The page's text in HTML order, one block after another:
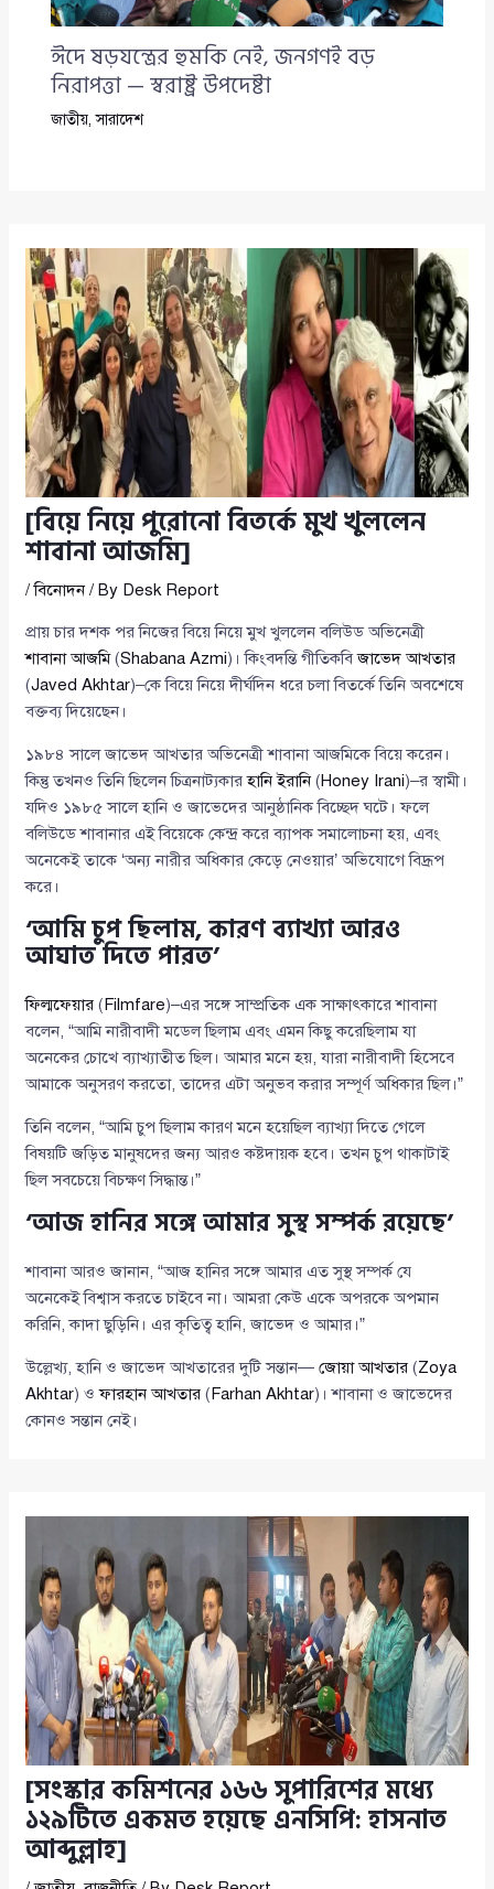
ঈদে ষড়যন্ত্রের হুমকি নেই, জনগণই বড়
নিরাপত্তা — স্বরাষ্ট্র উপদেষ্টা
জাতীয়,সারাদেশ
[বিয়ে নিয়ে পুরোনো বিতর্কে মুখ খুললেন
শাবানা আজমি]
/বিনোদন/ By Desk Report
প্রায় চার দশক পর নিজের বিয়ে নিয়ে মুখ খুললেন বলিউড অভিনেত্রী
শাবানা আজমি(Shabana Azmi)। কিংবদন্তি গীতিকবিজাভেদ আখতার
(Javed Akhtar)–কে বিয়ে নিয়ে দীর্ঘদিন ধরে চলা বিতর্কে তিনি অবশেষে
বক্তব্য দিয়েছেন।
১৯৮৪ সালে জাভেদ আখতার অভিনেত্রী শাবানা আজমিকে বিয়ে করেন।
কিন্তু তখনও তিনি ছিলেন চিত্রনাট্যকারহানি ইরানি(Honey Irani)–র স্বামী।
যদিও ১৯৮৫ সালে হানি ও জাভেদের আনুষ্ঠানিক বিচ্ছেদ ঘটে। ফলে
বলিউডে শাবানার এই বিয়েকে কেন্দ্র করে ব্যাপক সমালোচনা হয়, এবং
অনেকেই তাকে ‘অন্য নারীর অধিকার কেড়ে নেওয়ার’ অভিযোগে বিদ্রূপ
করে।
‘আমি চুপ ছিলাম, কারণ ব্যাখ্যা আরও
আঘাত দিতে পারত’
ফিল্মফেয়ার ( Filmfare)–এর সঙ্গে সাম্প্রতিক এক সাক্ষাৎকারে শাবানা
বলেন, “আমি নারীবাদী মডেল ছিলাম এবং এমন কিছু করেছিলাম যা
অনেকের চোখে ব্যাখ্যাতীত ছিল। আমার মনে হয়, যারা নারীবাদী হিসেবে
আমাকে অনুসরণ করতো, তাদের এটা অনুভব করার সম্পূর্ণ অধিকার ছিল।”
তিনি বলেন, “আমি চুপ ছিলাম কারণ মনে হয়েছিল ব্যাখ্যা দিতে গেলে
বিষয়টি জড়িত মানুষদের জন্য আরও কষ্টদায়ক হবে। তখন চুপ থাকাটাই
ছিল সবচেয়ে বিচক্ষণ সিদ্ধান্ত।”
‘আজ হানির সঙ্গে আমার সুস্থ সম্পর্ক রয়েছে’
শাবানা আরও জানান, “আজ হানির সঙ্গে আমার এত সুস্থ সম্পর্ক যে
অনেকেই বিশ্বাস করতে চাইবে না। আমরা কেউ একে অপরকে অপমান
করিনি, কাদা ছুড়িনি। এর কৃতিত্ব হানি, জাভেদ ও আমার।”
উল্লেখ্য, হানি ও জাভেদ আখতারের দুটি সন্তান—জোয়া আখতার (Zoya
Akhtar) ওফারহান আখতার ( Farhan Akhtar)। শাবানা ও জাভেদের
কোনও সন্তান নেই।
[সংস্কার কমিশনের ১৬৬ সুপারিশের মধ্যে
১২৯টিতে একমত হয়েছে এনসিপি: হাসনাত
আব্দুল্লাহ]